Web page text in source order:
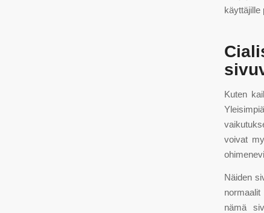
käyttäjille
Kuten
voivat
Näiden
nämä